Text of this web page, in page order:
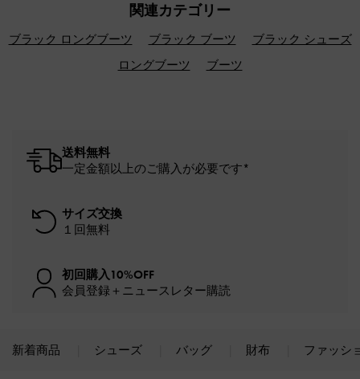
関連カテゴリー
ブラック ロングブーツ ブラック ブーツ
ブラック シューズ
ロングブーツ
ブーツ
送料無料
一定金額以上のご購入が必要です*
サイズ交換
１回無料
初回購入10%OFF
会員登録＋ニュースレター購読
新着商品 シューズ バッグ 財布 ファッシ